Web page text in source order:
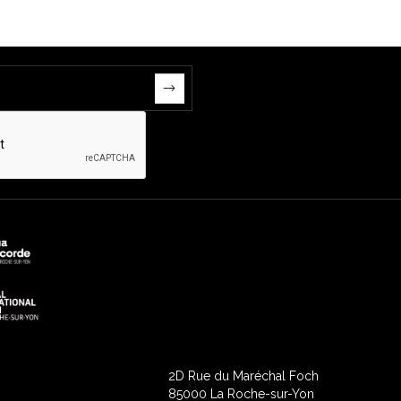
2D Rue du Maréchal Foch
85000 La Roche-sur-Yon